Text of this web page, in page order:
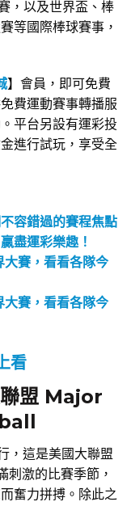
，以及世界盃、棒
等國際棒球賽事，
】會員，即可免費
費運動賽事轉播服
平台另設有運彩投
進行試玩，享受全
容錯過的賽程焦點
盡運彩樂趣！
賽，看看各隊今
賽，看看各隊今
看
盟 Major
，這是美國大聯盟
刺激的比賽季節，
奮力拼搏。除此之